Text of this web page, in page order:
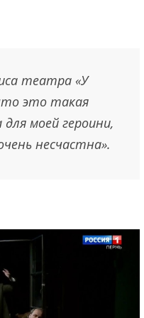
театра «У
это такая
моей героини,
несчастна».